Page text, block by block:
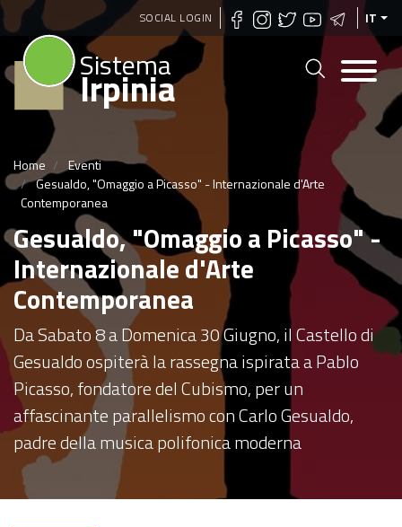
Salta
al
contenuto
SOCIAL LOGIN IT
Sistema
Irpinia
Home
Eventi
Gesualdo, "Omaggio a Picasso" - Internazionale d'Arte
Contemporanea
Gesualdo, "Omaggio a Picasso" -
Internazionale d'Arte
Contemporanea
Da Sabato 8 a Domenica 30 Giugno, il Castello di
Gesualdo ospiterà la rassegna ispirata a Pablo
Picasso, fondatore del Cubismo, per un
affascinante parallelismo con Carlo Gesualdo,
padre della musica polifonica moderna